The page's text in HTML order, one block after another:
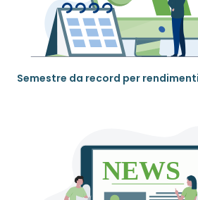
Semestre da record per